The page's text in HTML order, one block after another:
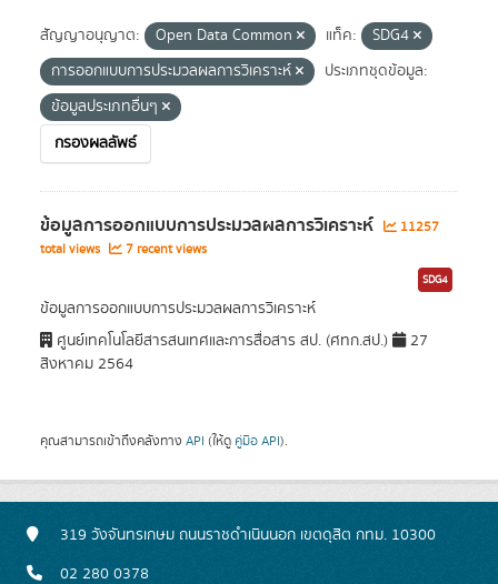
สัญญาอนุญาต: Open Data Common แท็ค:
SDG4
การออกแบบการประมวลผลการวิเคราะห์
ประเภทชุดข้อมูล:
ข้อมูลประเภทอื่นๆ
กรองผลลัพธ์
ข้อมูลการออกแบบการประมวลผลการวิเคราะห์
11257
total views
7 recent views
SDG4
ข้อมูลการออกแบบการประมวลผลการวิเคราะห์
ศูนย์เทคโนโลยีสารสนเทศและการสื่อสาร สป. (ศทก.สป.)
27
สิงหาคม 2564
คุณสามารถเข้าถึงคลังทาง API (ให้ดู คู่มือ API).
319 วังจันทรเกษม ถนนราชดำเนินนอก เขตดุสิต กทม. 10300
02 280 0378